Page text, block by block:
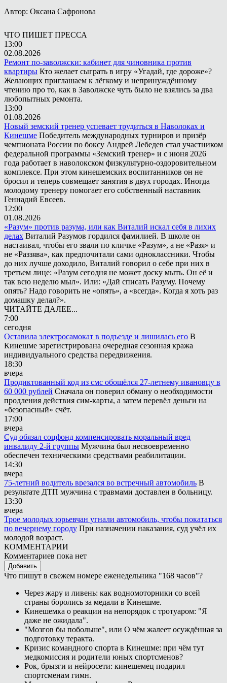
Автор: Оксана Сафронова
ЧТО ПИШЕТ ПРЕССА
13:00
02.08.2026
Ремонт по-заволжски: кабинет для чиновника против
квартиры Кто желает сыграть в игру «Угадай, где дороже»?
Желающих приглашаем к лёгкому и непринуждённому
чтению про то, как в Заволжске чуть было не взялись за два
любопытных ремонта.
13:00
01.08.2026
Новый земский тренер успевает трудиться в Наволоках и
Кинешме Победитель международных турниров и призёр
чемпионата России по боксу Андрей Лебедев стал участником
федеральной программы «Земский тренер» и с июня 2026
года работает в наволокском физкультурно-оздоровительном
комплексе. При этом кинешемских воспитанников он не
бросил и теперь совмещает занятия в двух городах. Иногда
молодому тренеру помогает его собственный наставник
Геннадий Евсеев.
12:00
01.08.2026
«Разум» против разума, или как Виталий искал себя в лихих
делах Виталий Разумов гордился фамилией. В школе он
настаивал, чтобы его звали по кличке «Разум», а не «Разя» и
не «Раззява», как предпочитали сами одноклассники. Чтобы
до них лучше доходило, Виталий говорил о себе при них в
третьем лице: «Разум сегодня не может доску мыть. Он её и
так всю неделю мыл». Или: «Дай списать Разуму. Почему
опять? Надо говорить не «опять», а «всегда». Когда я хоть раз
домашку делал?».
ЧИТАЙТЕ ДАЛЕЕ...
7:00
сегодня
Оставила электросамокат в подъезде и лишилась его В
Кинешме зарегистрирована очередная сезонная кража
индивидуального средства передвижения.
18:30
вчера
Продиктованный код из смс обошёлся 27-летнему ивановцу в
60 000 рублей Сначала он поверил обману о необходимости
продления действия сим-карты, а затем перевёл деньги на
«безопасный» счёт.
17:00
вчера
Суд обязал соцфонд компенсировать моральный вред
инвалиду 2-й группы Мужчина был несвоевременно
обеспечен техническими средствами реабилитации.
14:30
вчера
75-летний водитель врезался во встречный автомобиль В
результате ДТП мужчина с травмами доставлен в больницу.
13:30
вчера
Трое молодых юрьевчан угнали автомобиль, чтобы покататься
по вечернему городу При назначении наказания, суд учёл их
молодой возраст.
КОММЕНТАРИИ
Комментариев пока нет
Добавить
Что пишут в свежем номере еженедельника "168 часов"?
Через жару и ливень: как водномоторники со всей
страны боролись за медали в Кинешме.
Кинешемка о реакции на непорядок с тротуаром: "Я
даже не ожидала".
"Мозгов бы побольше", или О чём жалеет осуждённая за
подготовку теракта.
Кризис командного спорта в Кинешме: при чём тут
медкомиссия и родители юных спортсменов?
Рок, брызги и нейросети: кинешемец подарил
спортсменам гимн.